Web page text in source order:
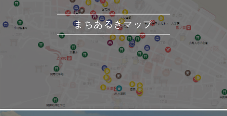
まちあるきマップ